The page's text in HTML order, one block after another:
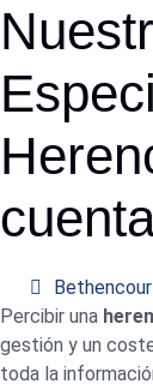
Percibir una
gestión y un
toda la